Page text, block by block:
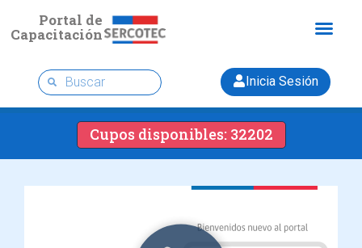
Portal de
Capacitación
Inicia Sesión
Cupos disponibles: 32202